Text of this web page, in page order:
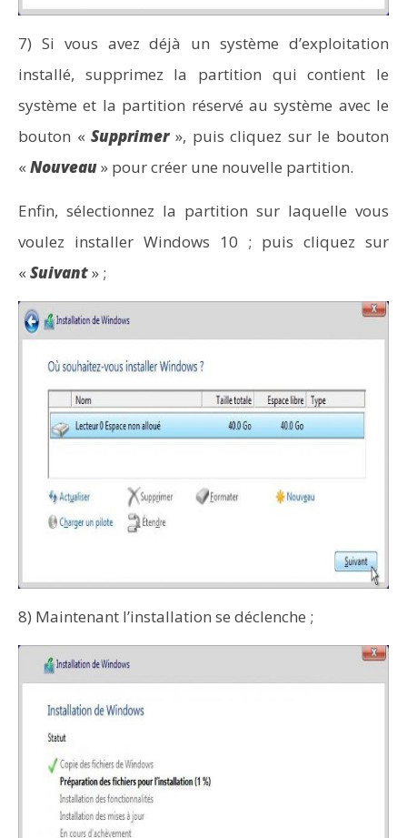
7) Si vous avez déjà un système d’exploitation
installé, supprimez la partition qui contient le
système et la partition réservé au système avec le
bouton «Supprimer», puis cliquez sur le bouton
« Nouveau» pour créer une nouvelle partition.
Enfin, sélectionnez la partition sur laquelle vous
voulez installer Windows 10 ; puis cliquez sur
« Suivant» ;
8) Maintenant l’installation se déclenche ;